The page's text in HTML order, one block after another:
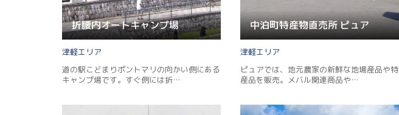
折腰内オートキャンプ場
津軽
道の駅こどまりポントマリの向かい側にある
キャンプ場です。すぐ側には折…
中泊町特産物直売所 ピュア
津軽
ピュアでは、地元農家の新鮮な地場産品や特
産品を販売。メバル関連商品や…